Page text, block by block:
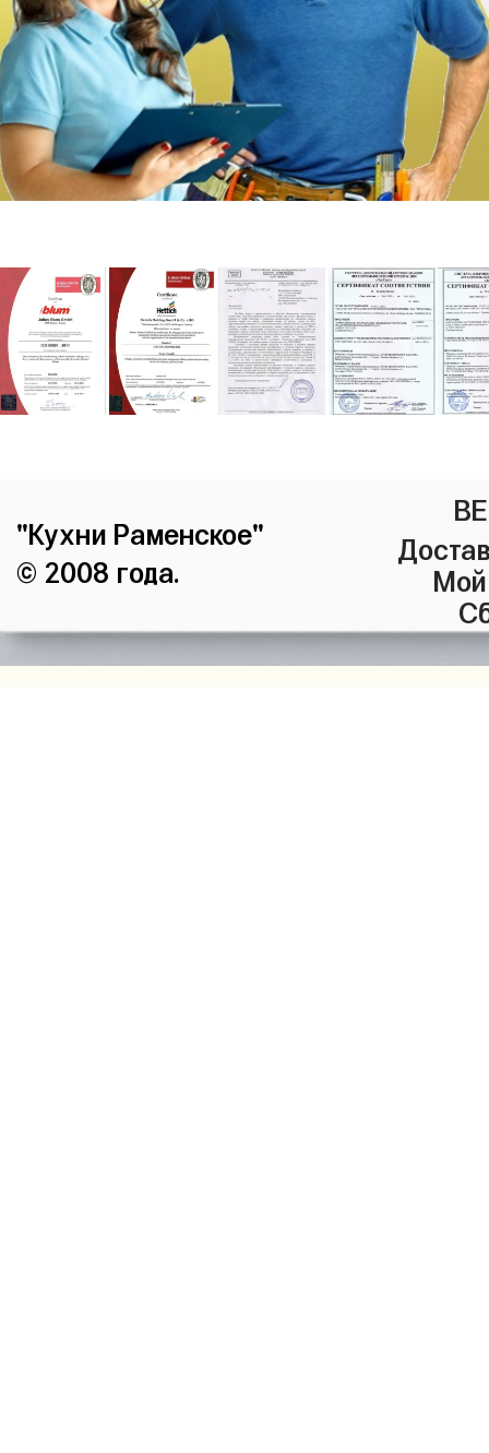
"Кухни Раменское"
© 2008 года.